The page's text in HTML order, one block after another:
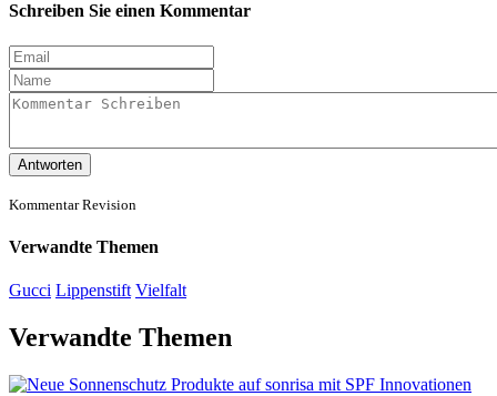
Schreiben Sie einen Kommentar
Antworten
Kommentar Revision
Verwandte Themen
Gucci Lippenstift Vielfalt
Verwandte Themen